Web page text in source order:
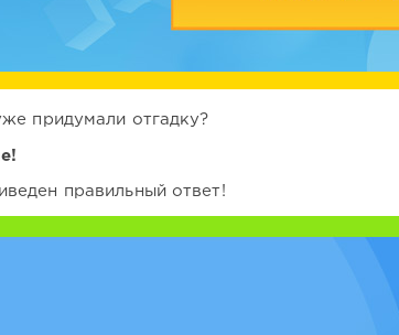
придумали отгадку?
правильный ответ!